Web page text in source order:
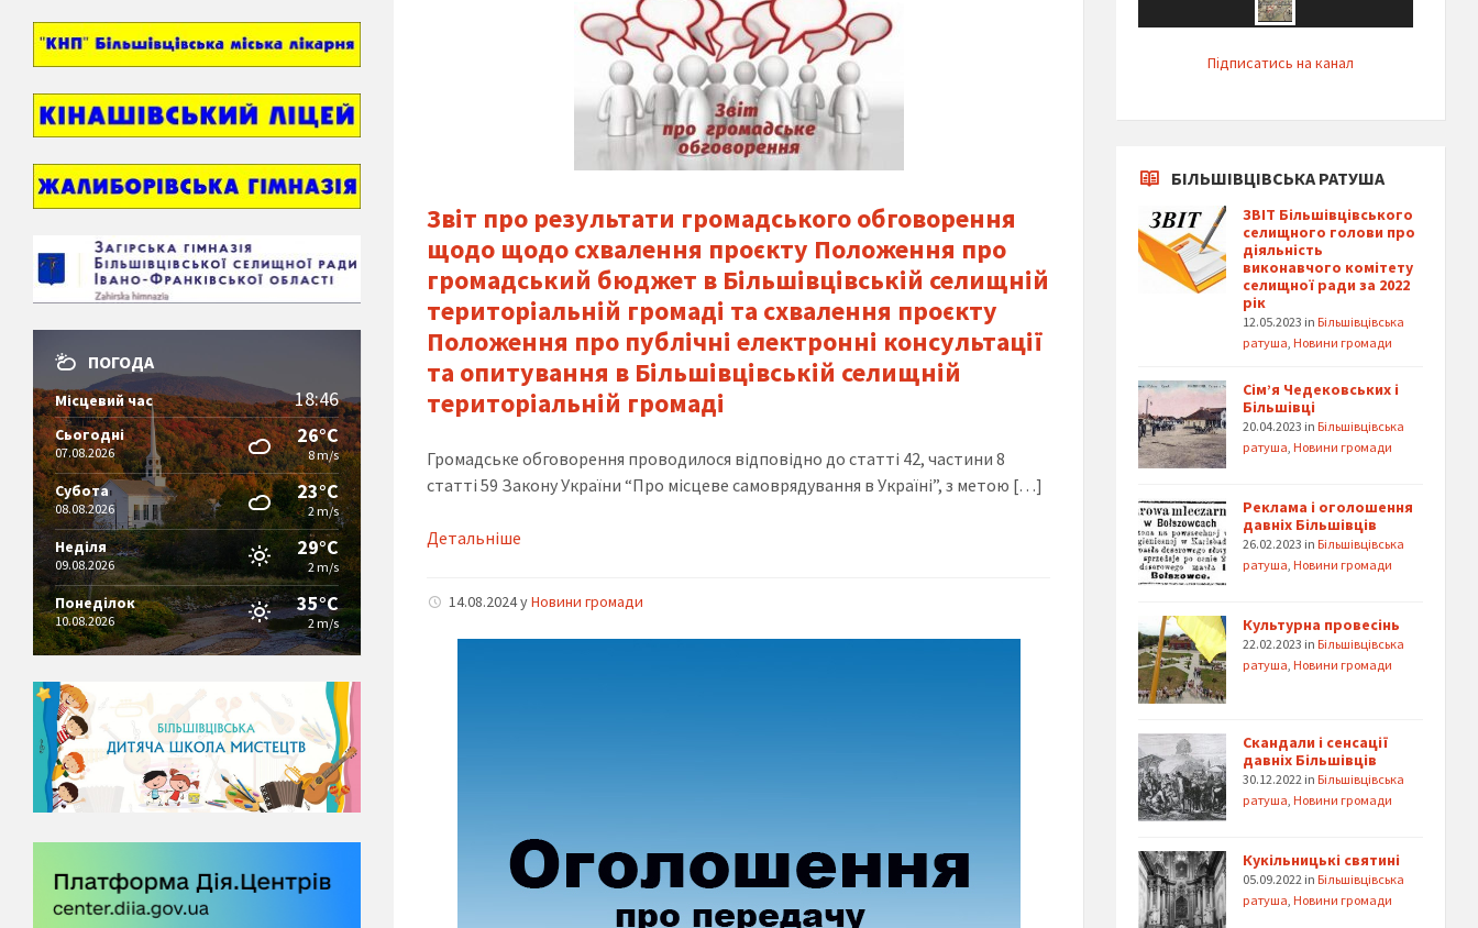
Звіт про результати громадського обговорення
щодо щодо схвалення проєкту Положення про
громадський бюджет в Більшівцівській селищній
територіальній громаді та схвалення проєкту
Положення про публічні електронні консультації
та опитування в Більшівцівській селищній
територіальній громаді
Громадське обговорення проводилося відповідно до статті 42, частини 8
статті 59 Закону України “Про місцеве самоврядування в Україні”, з метою […]
Детальніше
14.08.2024yНовини громади
ПОГОДА
Місцевий час 18:46
Сьогодні
07.08.2026
26°C
8 m/s
Субота
08.08.2026
23°C
2 m/s
Неділя
09.08.2026
29°C
2 m/s
Понеділок
10.08.2026
35°C
2 m/s
Підписатись на канал
БІЛЬШІВЦІВСЬКА РАТУША
ЗВІТ Більшівцівського
селищного голови про
діяльність
виконавчого комітету
селищної ради за 2022
рік
12.05.2023 inБільшівцівська
ратуша ,Новини громади
Сім’я Чедековських і
Більшівці
20.04.2023 inБільшівцівська
ратуша ,Новини громади
Реклама і оголошення
давніх Більшівців
26.02.2023 inБільшівцівська
ратуша ,Новини громади
Культурна провесінь
22.02.2023 inБільшівцівська
ратуша ,Новини громади
Скандали і сенсації
давніх Більшівців
30.12.2022 inБільшівцівська
ратуша ,Новини громади
Кукільницькі святині
05.09.2022 inБільшівцівська
ратуша ,Новини громади